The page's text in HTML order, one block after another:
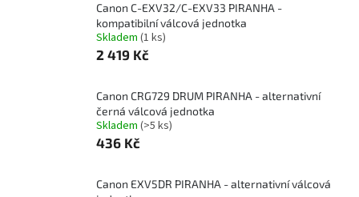
Canon C-EXV32/C-EXV33 PIRANHA -
kompatibilní válcová jednotka
Skladem (1 ks)
2 419 Kč
Canon CRG729 DRUM PIRANHA - alternativní
černá válcová jednotka
Skladem (>5 ks)
436 Kč
Canon EXV5DR PIRANHA - alternativní válcová